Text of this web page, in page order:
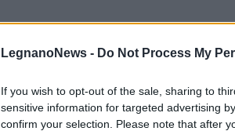
LegnanoNews - Do Not Process My
If you wish to opt-out of the sale, sharing to
sensitive information for targeted advertising
confirm your selection. Please note that after